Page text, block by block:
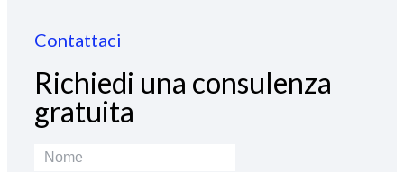
Contattaci
Richiedi una consulenza
gratuita